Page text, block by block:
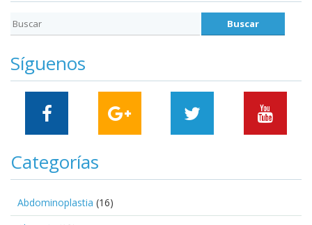
Síguenos
Categorías
Abdominoplastia (16)